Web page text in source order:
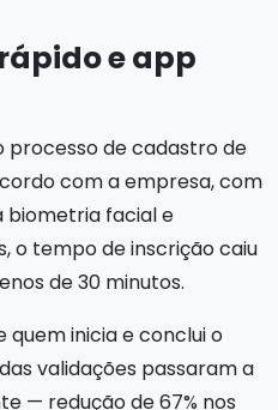
e app
processo de cadastro de
com a empresa, com
biometria facial e
o tempo de inscrição caiu
de 30 minutos.
inicia e conclui o
validações passaram a
— redução de 67% nos